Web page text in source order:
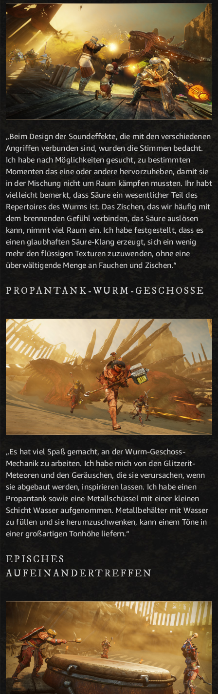
„Beim Design der Soundeffekte, die mit den verschiedenen
Angriffen verbunden sind, wurden die Stimmen bedacht.
Ich habe nach Möglichkeiten gesucht, zu bestimmten
Momenten das eine oder andere hervorzuheben, damit sie
in der Mischung nicht um Raum kämpfen mussten. Ihr habt
vielleicht bemerkt, dass Säure ein wesentlicher Teil des
Repertoires des Wurms ist. Das Zischen, das wir häufig mit
dem brennenden Gefühl verbinden, das Säure auslösen
kann, nimmt viel Raum ein. Ich habe festgestellt, dass es
einen glaubhaften Säure-Klang erzeugt, sich ein wenig
mehr den flüssigen Texturen zuzuwenden, ohne eine
überwältigende Menge an Fauchen und Zischen.“
PROPANTANK-WURM-GESCHOSSE
„Es hat viel Spaß gemacht, an der Wurm-Geschoss-
Mechanik zu arbeiten. Ich habe mich von den Glitzerit-
Meteoren und den Geräuschen, die sie verursachen, wenn
sie abgebaut werden, inspirieren lassen. Ich habe einen
Propantank sowie eine Metallschüssel mit einer kleinen
Schicht Wasser aufgenommen. Metallbehälter mit Wasser
zu füllen und sie herumzuschwenken, kann einem Töne in
einer großartigen Tonhöhe liefern.“
EPISCHES
AUFEINANDERTREFFEN